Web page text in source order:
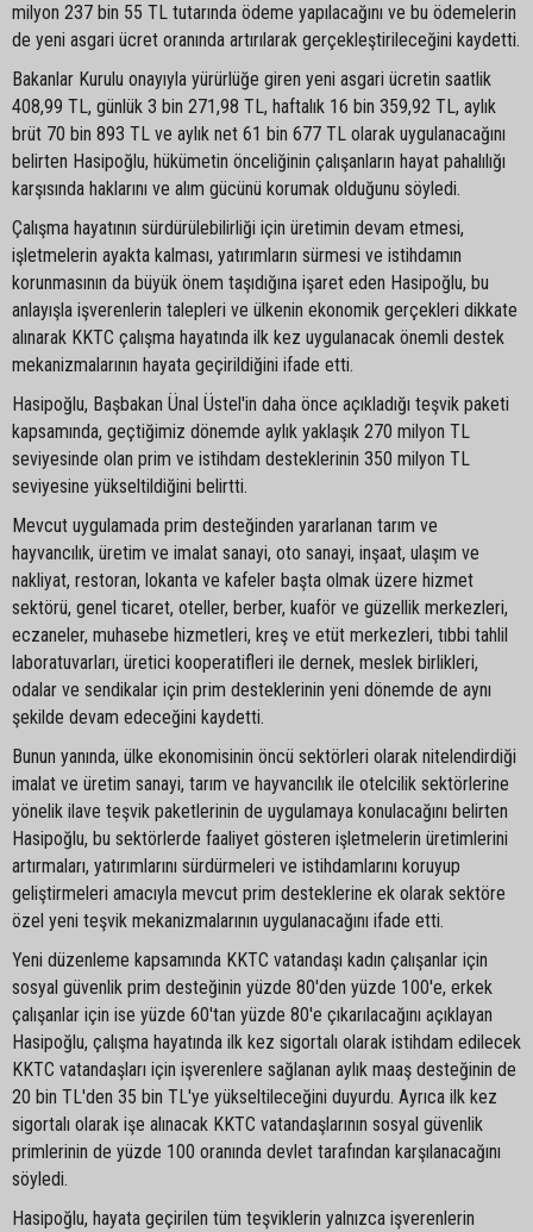
milyon 237 bin 55 TL tutarında ödeme yapılacağını ve bu ödemelerin
de yeni asgari ücret oranında artırılarak gerçekleştirileceğini kaydetti.
Bakanlar Kurulu onayıyla yürürlüğe giren yeni asgari ücretin saatlik
408,99 TL, günlük 3 bin 271,98 TL, haftalık 16 bin 359,92 TL, aylık
brüt 70 bin 893 TL ve aylık net 61 bin 677 TL olarak uygulanacağını
belirten Hasipoğlu, hükümetin önceliğinin çalışanların hayat pahalılığı
karşısında haklarını ve alım gücünü korumak olduğunu söyledi.
Çalışma hayatının sürdürülebilirliği için üretimin devam etmesi,
işletmelerin ayakta kalması, yatırımların sürmesi ve istihdamın
korunmasının da büyük önem taşıdığına işaret eden Hasipoğlu, bu
anlayışla işverenlerin talepleri ve ülkenin ekonomik gerçekleri dikkate
alınarak KKTC çalışma hayatında ilk kez uygulanacak önemli destek
mekanizmalarının hayata geçirildiğini ifade etti.
Hasipoğlu, Başbakan Ünal Üstel'in daha önce açıkladığı teşvik paketi
kapsamında, geçtiğimiz dönemde aylık yaklaşık 270 milyon TL
seviyesinde olan prim ve istihdam desteklerinin 350 milyon TL
seviyesine yükseltildiğini belirtti.
Mevcut uygulamada prim desteğinden yararlanan tarım ve
hayvancılık, üretim ve imalat sanayi, oto sanayi, inşaat, ulaşım ve
nakliyat, restoran, lokanta ve kafeler başta olmak üzere hizmet
sektörü, genel ticaret, oteller, berber, kuaför ve güzellik merkezleri,
eczaneler, muhasebe hizmetleri, kreş ve etüt merkezleri, tıbbi tahlil
laboratuvarları, üretici kooperatifleri ile dernek, meslek birlikleri,
odalar ve sendikalar için prim desteklerinin yeni dönemde de aynı
şekilde devam edeceğini kaydetti.
Bunun yanında, ülke ekonomisinin öncü sektörleri olarak nitelendirdiği
imalat ve üretim sanayi, tarım ve hayvancılık ile otelcilik sektörlerine
yönelik ilave teşvik paketlerinin de uygulamaya konulacağını belirten
Hasipoğlu, bu sektörlerde faaliyet gösteren işletmelerin üretimlerini
artırmaları, yatırımlarını sürdürmeleri ve istihdamlarını koruyup
geliştirmeleri amacıyla mevcut prim desteklerine ek olarak sektöre
özel yeni teşvik mekanizmalarının uygulanacağını ifade etti.
Yeni düzenleme kapsamında KKTC vatandaşı kadın çalışanlar için
sosyal güvenlik prim desteğinin yüzde 80'den yüzde 100'e, erkek
çalışanlar için ise yüzde 60'tan yüzde 80'e çıkarılacağını açıklayan
Hasipoğlu, çalışma hayatında ilk kez sigortalı olarak istihdam edilecek
KKTC vatandaşları için işverenlere sağlanan aylık maaş desteğinin de
20 bin TL'den 35 bin TL'ye yükseltileceğini duyurdu. Ayrıca ilk kez
sigortalı olarak işe alınacak KKTC vatandaşlarının sosyal güvenlik
primlerinin de yüzde 100 oranında devlet tarafından karşılanacağını
söyledi.
Hasipoğlu, hayata geçirilen tüm teşviklerin yalnızca işverenlerin